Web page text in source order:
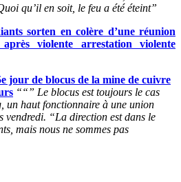
qu’il en soit, le feu a été éteint”
sorten en colère d’une réunion
violente arrestation violente
jour de blocus de la mine de cuivre
““” Le blocus est toujours le cas
un haut fonctionnaire à une union
vendredi. “La direction est dans le
mais nous ne sommes pas